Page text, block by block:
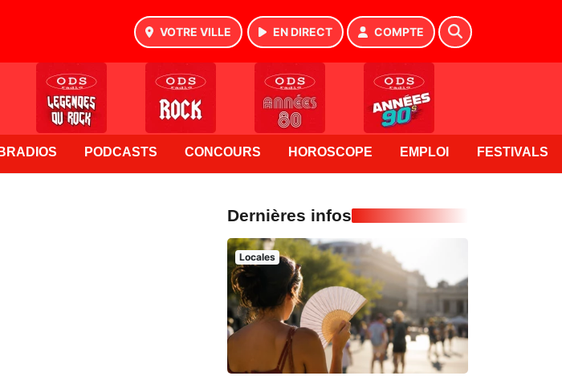
VOTRE VILLE EN DIRECT COMPTE
PODCASTS CONCOURS HOROSCOPE EMPLOI FESTIVALS
Dernières infos
Locales